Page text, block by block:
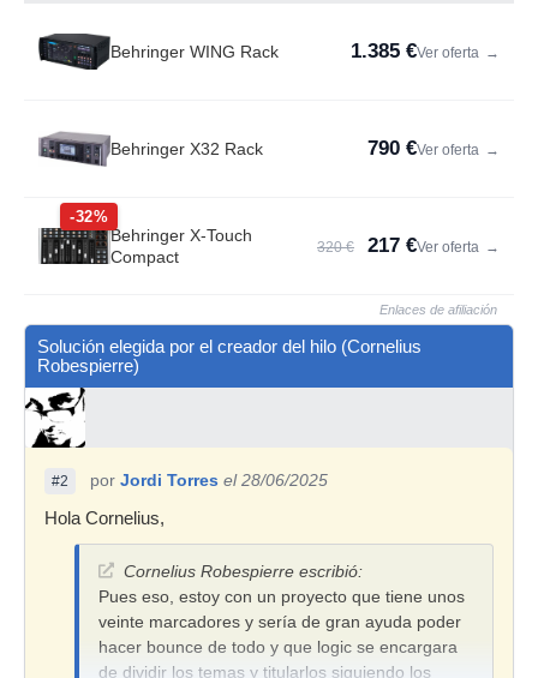
Behringer WING Rack 1.385 €Ver oferta →
Behringer X32 Rack 790 €Ver oferta →
-32%
Behringer X-Touch
Compact
320 € 217 €Ver oferta →
Enlaces de afiliación
Solución elegida por el creador del hilo (Cornelius
Robespierre)
#2 por Jordi Torres el 28/06/2025
Hola Cornelius,
Cornelius Robespierre escribió:
Pues eso, estoy con un proyecto que tiene unos
veinte marcadores y sería de gran ayuda poder
hacer bounce de todo y que logic se encargara
de dividir los temas y titularlos siguiendo los